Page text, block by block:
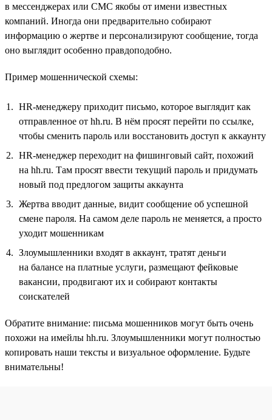
в мессенджерах или СМС якобы от имени известных
компаний. Иногда они предварительно собирают
информацию о жертве и персонализируют сообщение, тогда
оно выглядит особенно правдоподобно.
Пример мошеннической схемы:
HR-менеджеру приходит письмо, которое выглядит как
отправленное от hh.ru. В нём просят перейти по ссылке,
чтобы сменить пароль или восстановить доступ к аккаунту
HR-менеджер переходит на фишинговый сайт, похожий
на hh.ru. Там просят ввести текущий пароль и придумать
новый под предлогом защиты аккаунта
Жертва вводит данные, видит сообщение об успешной
смене пароля. На самом деле пароль не меняется, а просто
уходит мошенникам
Злоумышленники входят в аккаунт, тратят деньги
на балансе на платные услуги, размещают фейковые
вакансии, продвигают их и собирают контакты
соискателей
Обратите внимание: письма мошенников могут быть очень
похожи на имейлы hh.ru. Злоумышленники могут полностью
копировать наши тексты и визуальное оформление. Будьте
внимательны!